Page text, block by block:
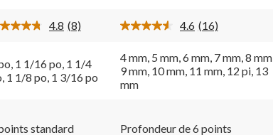
évaluations
4.8 Lire
commentaires.
Lien
vers
(8) 4.6 Lire
16
commentaires.
Lien
(16)
1 1/16 po, 1 1/4
1 1/8 po, 1 3/16 po
4 mm, 5 mm, 6 mm, 7 mm, 8 mm,
9 mm, 10 mm, 11 mm, 12 pi, 13
mm
standard Profondeur de 6 points